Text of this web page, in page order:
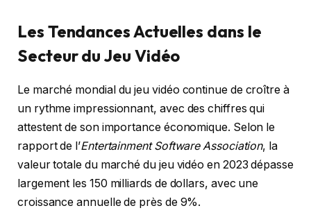
Les Tendances Actuelles dans le
Secteur du Jeu Vidéo
Le marché mondial du jeu vidéo continue de croître à
un rythme impressionnant, avec des chiffres qui
attestent de son importance économique. Selon le
rapport de l’Entertainment Software Association, la
valeur totale du marché du jeu vidéo en 2023 dépasse
largement les 150 milliards de dollars, avec une
croissance annuelle de près de 9%.